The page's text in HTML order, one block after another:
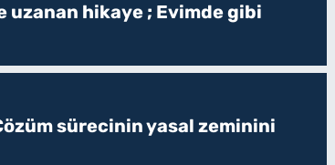
uzanan hikaye ; Evimde gibi
sürecinin yasal zeminini